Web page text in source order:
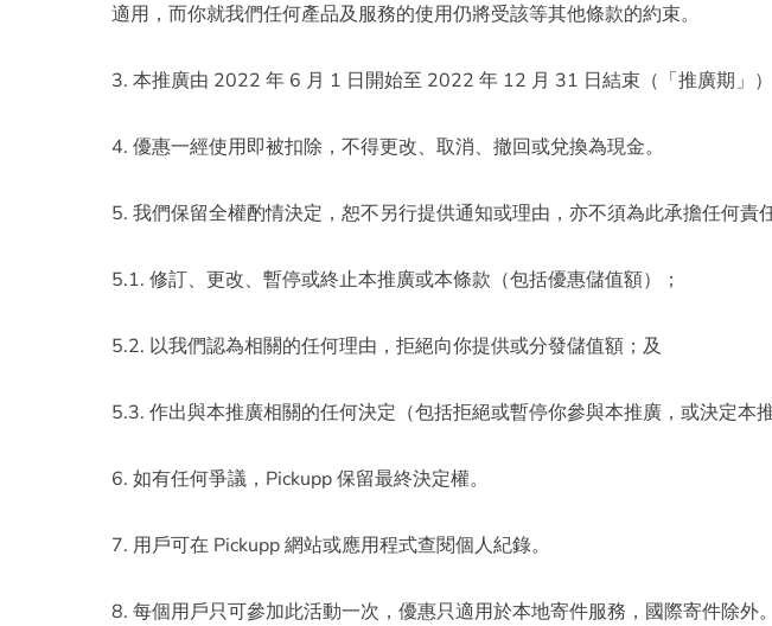
適用，而你就我們任何產品及服務的使用仍將受該等其他條款的約束。
3. 本推廣由 2022 年 6 月 1 日開始至 2022 年 12 月 31 日結束（「推廣期」
4. 優惠一經使用即被扣除，不得更改、取消、撤回或兌換為現金。
5. 我們保留全權酌情決定，恕不另行提供通知或理由，亦不須為此承擔任何責
5.1. 修訂、更改、暫停或終止本推廣或本條款（包括優惠儲值額）；
5.2. 以我們認為相關的任何理由，拒絕向你提供或分發儲值額；及
5.3. 作出與本推廣相關的任何決定（包括拒絕或暫停你參與本推廣，或決定本
6. 如有任何爭議，Pickupp 保留最終決定權。
7. 用戶可在 Pickupp 網站或應用程式查閱個人紀錄。
8. 每個用戶只可參加此活動一次，優惠只適用於本地寄件服務，國際寄件除外。